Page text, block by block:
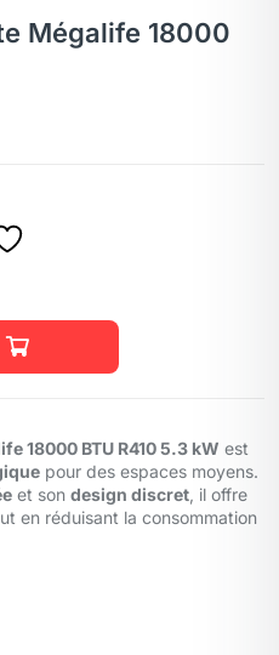
Mégalife 18000
18000 BTU R410 5.3 kW est
pour des espaces moyens.
et son design discret , il offre
en réduisant la consommation